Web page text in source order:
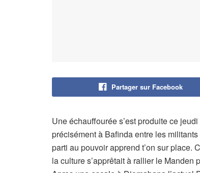
Partager sur Facebook
Une échauffourée s’est produite ce
précisément à Bafinda entre les
parti au pouvoir apprend t’on sur place.
la culture s’apprêtait à rallier le